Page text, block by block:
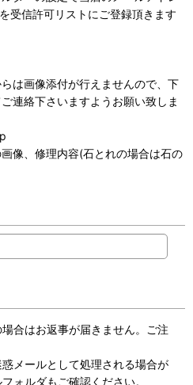
受信許可リストにご登録頂きます
は画像添付が行えませんので、下
連絡下さいますようお願い致しま
像、修理内容(石とれの場合は石の
合はお返事が届きません。ご注
メールとして処理される場合が
ォルダもご確認ください。